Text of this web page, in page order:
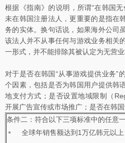
根据《指南》的说明，所谓“在韩国
未在韩国注册法人，更重要的是指在
务的实体。换句话说，如果海外公司
该法人并不从事任何与游戏业务相关
一形式，并不能排除其被认定为无营业
对于是否在韩国“从事游戏提供业务”
个因素，包括是否为韩国用户提供韩
地支付方式；是否设置地域限制（
开展广告宣传或市场推广；是否在韩
条件二：符合以下三项标准中的任意
全球年销售额达到1万亿韩元以